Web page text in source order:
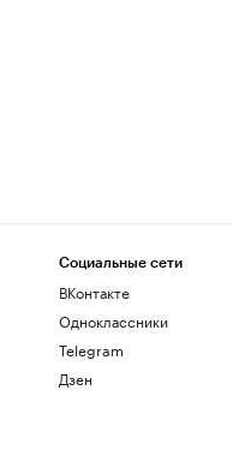
Социальные сети
ВКонтакте
Одноклассники
Telegram
Дзен